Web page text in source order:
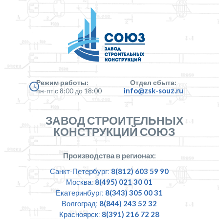
Режим работы:
пн-пт с 8:00 до 18:00
Отдел сбыта:
info@zsk-souz.ru
ЗАВОД СТРОИТЕЛЬНЫХ
КОНСТРУКЦИЙ СОЮЗ
Производства в регионах:
Санкт-Петербург: 8(812) 603 59 90
Москва: 8(495) 021 30 01
Екатеринбург: 8(343) 305 00 31
Волгоград: 8(844) 243 52 32
Красноярск: 8(391) 216 72 28